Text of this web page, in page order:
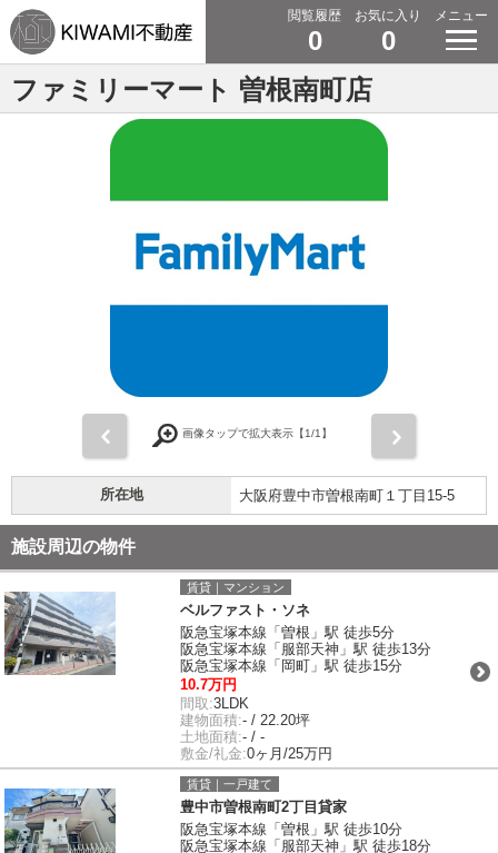
閲覧履歴
0
お気に入り
0
メニュー
ファミリーマート 曽根南町店
画像タップで拡大表示【1/1】
所在地 大阪府豊中市曽根南町１丁目15-5
施設周辺の物件
賃貸｜マンション
ベルファスト・ソネ
阪急宝塚本線「曽根」駅 徒歩5分
阪急宝塚本線「服部天神」駅 徒歩13分
阪急宝塚本線「岡町」駅 徒歩15分
10.7万円
間取:3LDK
建物面積:- / 22.20坪
土地面積:- / -
敷金/礼金:0ヶ月/25万円
賃貸｜一戸建て
豊中市曽根南町2丁目貸家
阪急宝塚本線「曽根」駅 徒歩10分
阪急宝塚本線「服部天神」駅 徒歩18分